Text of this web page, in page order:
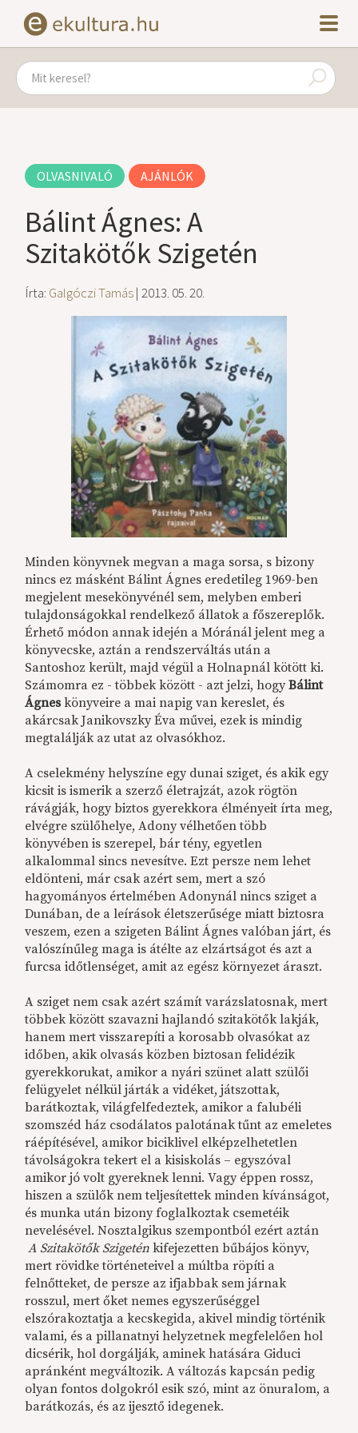
OLVASNIVALÓ AJÁNLÓK
Bálint Ágnes: A
Szitakötők Szigetén
Írta: Galgóczi Tamás| 2013. 05. 20.
Minden könyvnek megvan a maga sorsa, s bizony
nincs ez másként Bálint Ágnes eredetileg 1969-ben
megjelent mesekönyvénél sem, melyben emberi
tulajdonságokkal rendelkező állatok a főszereplők.
Érhető módon annak idején a Móránál jelent meg a
könyvecske, aztán a rendszerváltás után a
Santoshoz került, majd végül a Holnapnál kötött ki.
Számomra ez - többek között - azt jelzi, hogyBálint
Ágneskönyveire a mai napig van kereslet, és
akárcsak Janikovszky Éva művei, ezek is mindig
megtalálják az utat az olvasókhoz.
A cselekmény helyszíne egy dunai sziget, és akik egy
kicsit is ismerik a szerző életrajzát, azok rögtön
rávágják, hogy biztos gyerekkora élményeit írta meg,
elvégre szülőhelye, Adony vélhetően több
könyvében is szerepel, bár tény, egyetlen
alkalommal sincs nevesítve. Ezt persze nem lehet
eldönteni, már csak azért sem, mert a szó
hagyományos értelmében Adonynál nincs sziget a
Dunában, de a leírások életszerűsége miatt biztosra
veszem, ezen a szigeten Bálint Ágnes valóban járt, és
valószínűleg maga is átélte az elzártságot és azt a
furcsa időtlenséget, amit az egész környezet áraszt.
A sziget nem csak azért számít varázslatosnak, mert
többek között szavazni hajlandó szitakötők lakják,
hanem mert visszarepíti a korosabb olvasókat az
időben, akik olvasás közben biztosan felidézik
gyerekkorukat, amikor a nyári szünet alatt szülői
felügyelet nélkül járták a vidéket, játszottak,
barátkoztak, világfelfedeztek, amikor a falubéli
szomszéd ház csodálatos palotának tűnt az emeletes
ráépítésével, amikor biciklivel elképzelhetetlen
távolságokra tekert el a kisiskolás – egyszóval
amikor jó volt gyereknek lenni. Vagy éppen rossz,
hiszen a szülők nem teljesítettek minden kívánságot,
és munka után bizony foglalkoztak csemetéik
nevelésével. Nosztalgikus szempontból ezért aztán
A Szitakötők Szigetén kifejezetten bűbájos könyv,
mert rövidke történeteivel a múltba röpíti a
felnőtteket, de persze az ifjabbak sem járnak
rosszul, mert őket nemes egyszerűséggel
elszórakoztatja a kecskegida, akivel mindig történik
valami, és a pillanatnyi helyzetnek megfelelően hol
dicsérik, hol dorgálják, aminek hatására Giduci
apránként megváltozik. A változás kapcsán pedig
olyan fontos dolgokról esik szó, mint az önuralom, a
barátkozás, és az ijesztő idegenek.